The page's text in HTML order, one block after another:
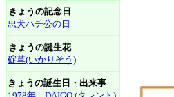
きょうの記念日
忠犬ハチ公の日
きょうの誕生花
碇草(いかりそう)
きょうの誕生日・出来事